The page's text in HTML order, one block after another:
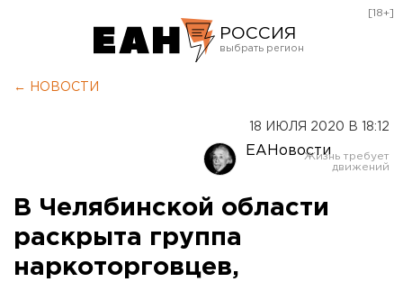
РОССИЯ
Оренбург
[18+]
← НОВОСТИ
18 ИЮЛЯ 2020 В 18:12
ЕАНовости
В Челябинской области
раскрыта группа
наркоторговцев,